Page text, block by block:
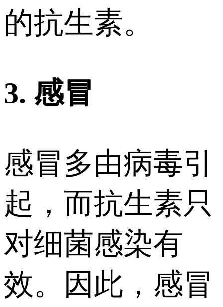
的抗生素。
3. 感冒
感冒多由病毒引
起，而抗生素只
对细菌感染有
效。因此，感冒